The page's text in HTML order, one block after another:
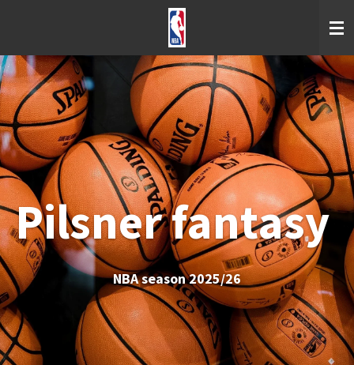
content
Pilsner fantasy
NBA season 2025/26